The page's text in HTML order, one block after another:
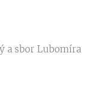
a sbor Lubomíra